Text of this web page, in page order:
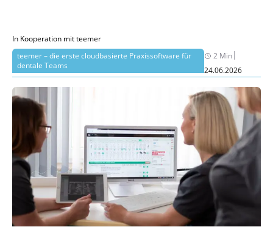
In Kooperation mit teemer
teemer – die erste cloudbasierte Praxissoftware für
dentale Teams
2 Min|
24.06.2026